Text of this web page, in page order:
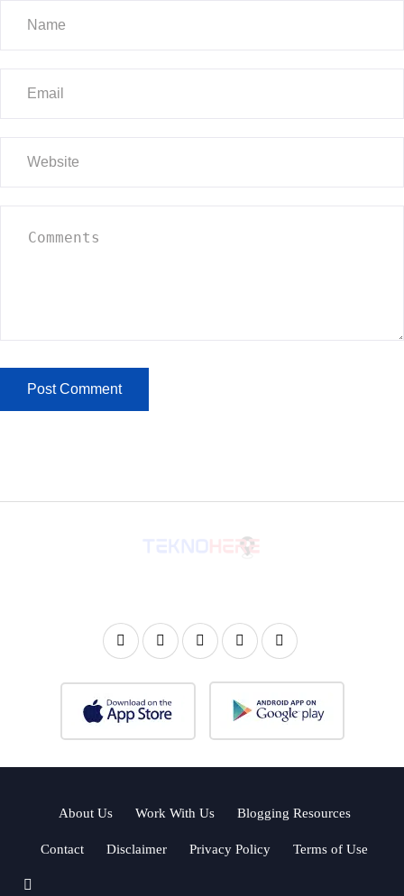
About Us Work With Us Blogging Resources
Contact Disclaimer Privacy Policy Terms of Use